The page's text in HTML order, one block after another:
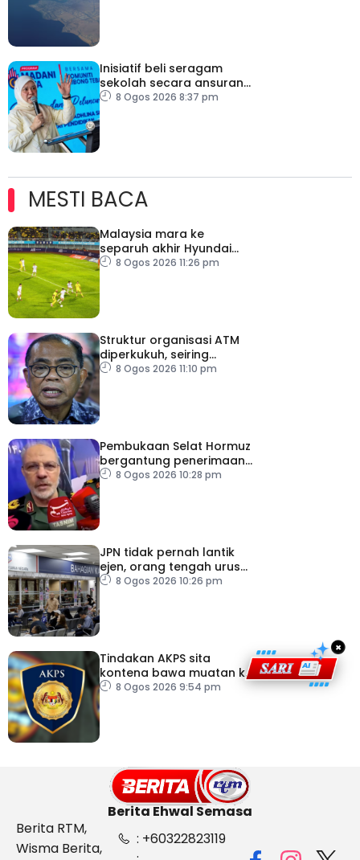
Inisiatif beli seragam
sekolah secara ansuran
ringankan beban ibu
8 Ogos 2026 8:37 pm
MESTI BACA
Malaysia mara ke
separuh akhir Hyundai
ASEAN Cup
8 Ogos 2026 11:26 pm
Struktur organisasi ATM
diperkukuh, seiring
pemodenan aset
8 Ogos 2026 11:10 pm
Pembukaan Selat Hormuz
bergantung penerimaan
AS – IRGC
8 Ogos 2026 10:28 pm
JPN tidak pernah lantik
ejen, orang tengah urus
dokumentasi
8 Ogos 2026 10:26 pm
Tindakan AKPS sita
kontena bawa muatan ke
Israel bukti ketegasan
8 Ogos 2026 9:54 pm
×
Berita Ehwal Semasa
Berita RTM,
Wisma Berita,
: +60322823119